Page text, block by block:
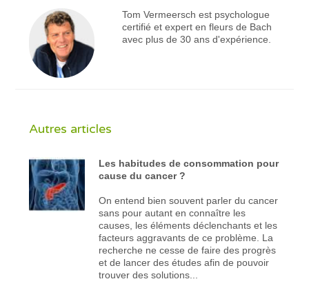
Tom Vermeersch est psychologue
certifié et expert en fleurs de Bach
avec plus de 30 ans d'expérience.
Autres articles
Les habitudes de consommation pour
cause du cancer ?
On entend bien souvent parler du cancer
sans pour autant en connaître les
causes, les éléments déclenchants et les
facteurs aggravants de ce problème. La
recherche ne cesse de faire des progrès
et de lancer des études afin de pouvoir
trouver des solutions...